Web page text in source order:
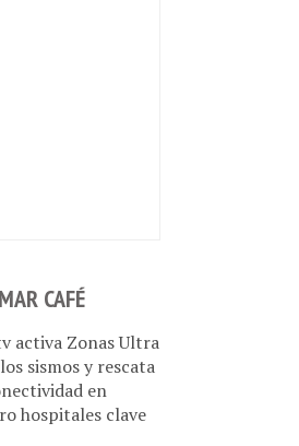
CAFÉ
activa Zonas Ultra
sismos y rescata
en
hospitales clave